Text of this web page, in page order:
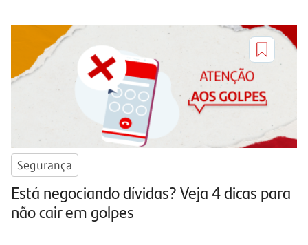
Segurança
Está negociando dívidas? Veja 4 dicas para
não cair em golpes